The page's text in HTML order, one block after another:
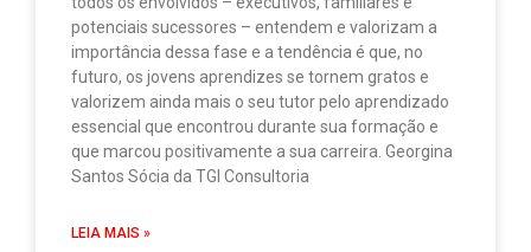
potenciais sucessores – entendem e valorizam a
importância dessa fase e a tendência é que, no
futuro, os jovens aprendizes se tornem gratos e
valorizem ainda mais o seu tutor pelo aprendizado
essencial que encontrou durante sua formação e
que marcou positivamente a sua carreira. Georgina
Santos Sócia da TGI Consultoria
LEIA MAIS »